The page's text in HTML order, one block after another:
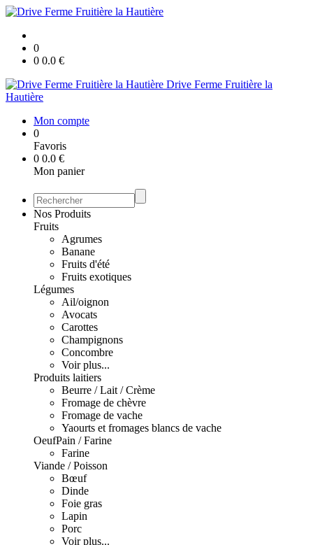
0
0 0.0 €
Drive Ferme Fruitière la
Hautière
Mon compte
0
Favoris
0 0.0 €
Mon panier
Nos Produits
Fruits
Agrumes
Banane
Fruits d'été
Fruits exotiques
Légumes
Ail/oignon
Avocats
Carottes
Champignons
Concombre
Voir plus...
Produits laitiers
Beurre / Lait / Crème
Fromage de chèvre
Fromage de vache
Yaourts et fromages blancs de vache
OeufPain / Farine
Farine
Viande / Poisson
Bœuf
Dinde
Foie gras
Lapin
Porc
Voir plus...